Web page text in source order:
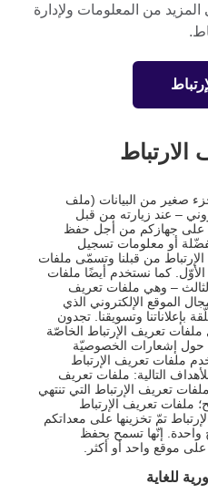
من المعلومات ولإدارة
صغير من البيانات (ملف
– عند زيارته من قبل
على جهازكم من أجل حفظ
أو معلومات تسجيل
من قبلنا وتسمّى ملفات
الأوّل. كما نستخدم أيضًا ملفات
– وهي ملفات تعريف
الموقع الإلكتروني الذي
بإعلاناتنا وتسويقنا. تجدون
تعريف الإرتباط الخاصّة
حول إشعارات الخصوصيّة
ملفات تعريف الإرتباط
التالية: ملفات تعريف
تعريف الإرتباط التي تنتهي
ملفات تعريف الإرتباط
تمّ تخزينها على معداتكم
إنّها تسمح بحفظ
موقع واحد أو أكثر.
للغاية